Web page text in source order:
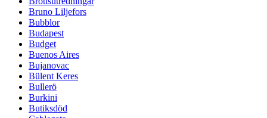
Bruno Liljefors
Bubblor
Budapest
Budget
Buenos Aires
Bujanovac
Bülent Keres
Bullerö
Burkini
Butiksdöd